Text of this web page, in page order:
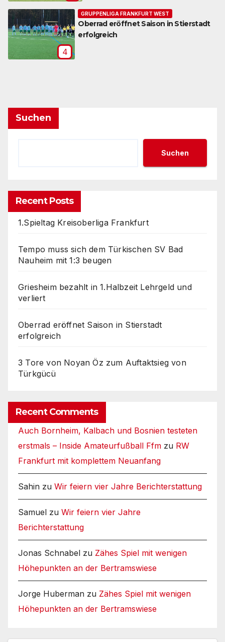
4
GRUPPENLIGA FRANKFURT WEST
Oberrad eröffnet Saison in Stierstadt
erfolgreich
Suchen
Suchen
Recent Posts
1.Spieltag Kreisoberliga Frankfurt
Tempo muss sich dem Türkischen SV Bad
Nauheim mit 1:3 beugen
Griesheim bezahlt in 1.Halbzeit Lehrgeld und
verliert
Oberrad eröffnet Saison in Stierstadt
erfolgreich
3 Tore von Noyan Öz zum Auftaktsieg von
Türkgücü
Recent Comments
Auch Bornheim, Kalbach und Bosnien testeten
erstmals – Inside Amateurfußball Ffm zu RW
Frankfurt mit komplettem Neuanfang
Sahin zu Wir feiern vier Jahre Berichterstattung
Samuel zu Wir feiern vier Jahre
Berichterstattung
Jonas Schnabel zu Zähes Spiel mit wenigen
Höhepunkten an der Bertramswiese
Jorge Huberman zu Zähes Spiel mit wenigen
Höhepunkten an der Bertramswiese